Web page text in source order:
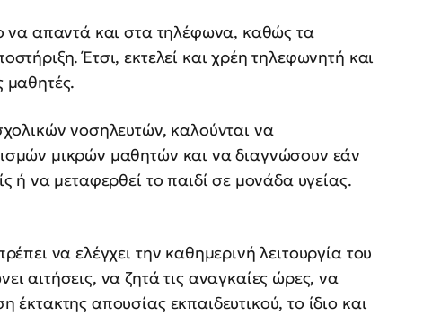
να απαντά και στα τηλέφωνα, καθώς τα
Έτσι, εκτελεί και χρέη τηλεφωνητή και
μαθητές.
νοσηλευτών, καλούνται να
μικρών μαθητών και να διαγνώσουν εάν
ή να μεταφερθεί το παιδί σε μονάδα υγείας.
να ελέγχει την καθημερινή λειτουργία του
αιτήσεις, να ζητά τις αναγκαίες ώρες, να
έκτακτης απουσίας εκπαιδευτικού, το ίδιο και